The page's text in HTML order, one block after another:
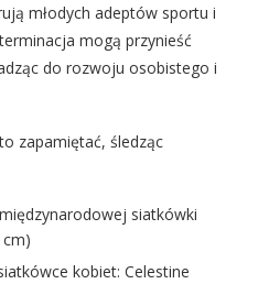
młodych adeptów sportu i
mogą przynieść
do rozwoju osobistego i
zapamiętać, śledząc
siatkówki
kobiet: Celestine